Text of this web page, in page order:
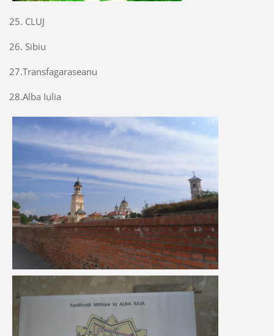
25. CLUJ
26. Sibiu
27.Transfagaraseanu
28.Alba Iulia